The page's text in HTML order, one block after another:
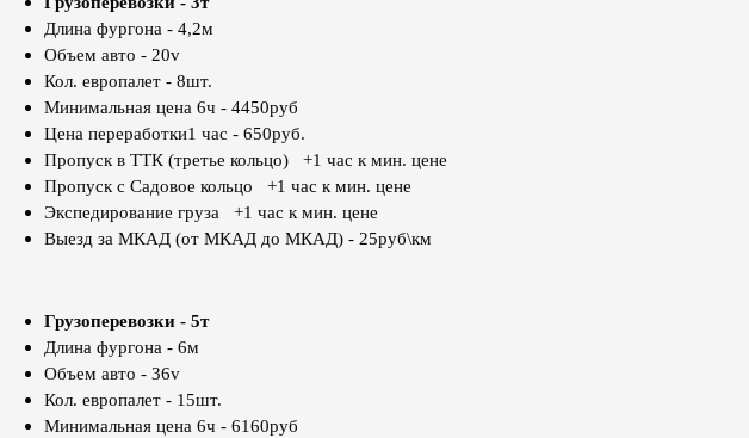
Длина фургона - 4,2м
Объем авто - 20v
Кол. европалет - 8шт.
Минимальная цена 6ч - 4450руб
Цена переработки1 час - 650руб.
Пропуск в ТТК (третье кольцо) +1 час к мин. цене
Пропуск с Садовое кольцо +1 час к мин. цене
Экспедирование груза +1 час к мин. цене
Выезд за МКАД (от МКАД до МКАД) - 25руб\км
Грузоперевозки - 5т
Длина фургона - 6м
Объем авто - 36v
Кол. европалет - 15шт.
Минимальная цена 6ч - 6160руб